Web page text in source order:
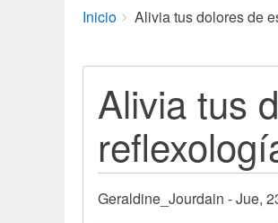
Breadcrumbs
You
Inicio Alivia tus dolores de
Alivia tus
Geraldine_Jourdain
Jue,